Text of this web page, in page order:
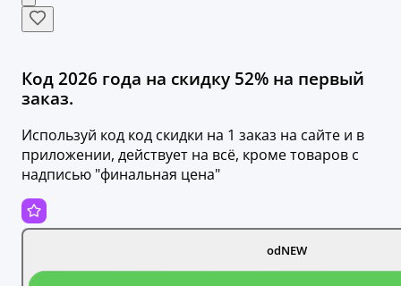
Код 2026 года на скидку 52% на первый
заказ.
Используй код код скидки на 1 заказ на сайте и в
приложении, действует на всё, кроме товаров с
надписью "финальная цена"
odNEW